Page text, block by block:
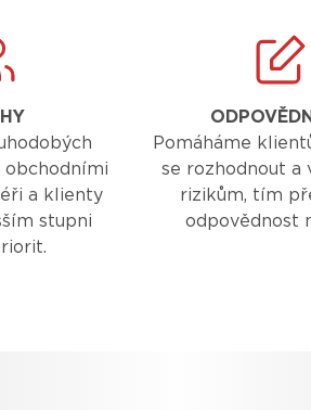
obchodními
a klienty
stupni
Pomáháme
se rozhodnout a
rizikům, tím
odpovědnost